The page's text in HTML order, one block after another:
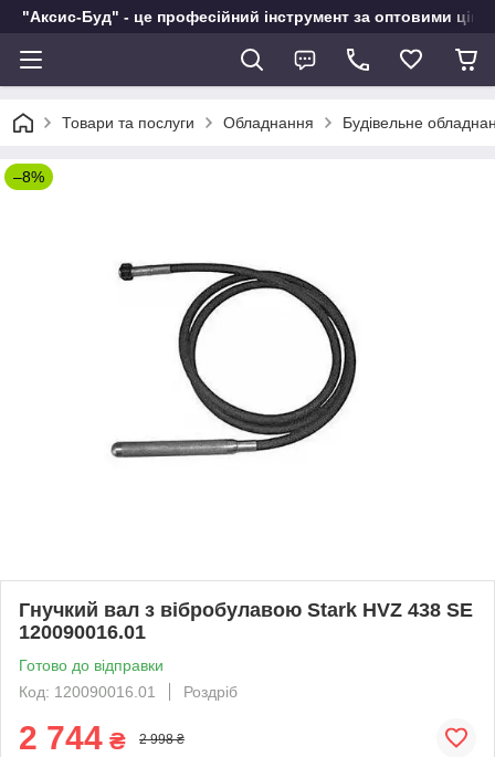
"Аксис-Буд" - це професійний інструмент за оптовими
Товари та послуги Обладнання Будівельне
–8%
Гнучкий вал з вібробулавою Stark HVZ 438 SE
120090016.01
Готово до відправки
Код: 120090016.01
Роздріб
2 744 ₴ 2 998 ₴